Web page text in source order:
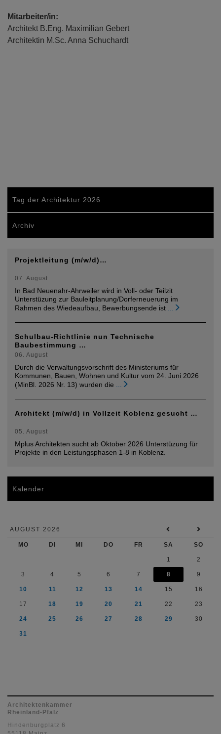
Mitarbeiter/in:
Architekt B.Eng. Maximilian Gebert
Architektin M.Sc. Anna Schuchardt
Tag der Architektur 2026
Archiv
Projektleitung (m/w/d)…
07. August
In Bad Neuenahr-Ahrweiler wird in Voll- oder Teilzit
Unterstüzung zur Bauleitplanung/Dorferneuerung im
Rahmen des Wiedeaufbau, Bewerbungsende ist
Schulbau-Richtlinie nun Technische
Baubestimmung …
06. August
Durch die Verwaltungsvorschrift des Ministeriums für
Kommunen, Bauen, Wohnen und Kultur vom 24. Juni 2026
(MinBl. 2026 Nr. 13) wurden die
Architekt (m/w/d) in Vollzeit Koblenz gesucht …
05. August
Mplus Architekten sucht ab Oktober 2026 Unterstüzung für
Projekte in den Leistungsphasen 1-8 in Koblenz.
Kalender
AUGUST 2026
MO DI MI DO FR SA SO
1 2
3 4 5 6 7 8 9
10 11 12 13 14 15 16
17 18 19 20 21 22 23
24 25 26 27 28 29 30
31
Architektenkammer
Rheinland-Pfalz
Hindenburgplatz 6